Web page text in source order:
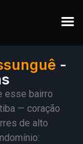
-
esse bairro
— coração
de alto